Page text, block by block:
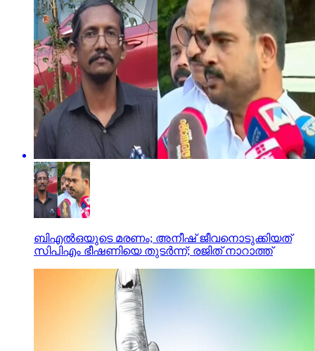
ബിഎല്‍ഒയുടെ മരണം; അനീഷ് ജീവനൊടുക്കിയത്
സിപിഎം ഭീഷണിയെ തുടര്‍ന്ന്; രജിത് നാറാത്ത്